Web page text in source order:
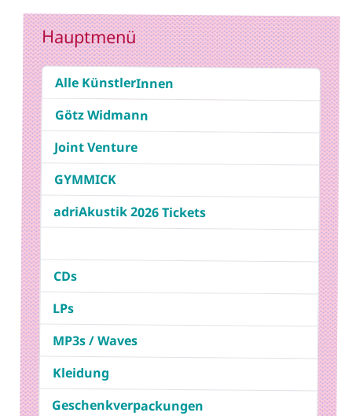
Hauptmenü
Alle KünstlerInnen
Götz Widmann
Joint Venture
GYMMICK
adriAkustik 2026 Tickets
CDs
LPs
MP3s / Waves
Kleidung
Geschenkverpackungen